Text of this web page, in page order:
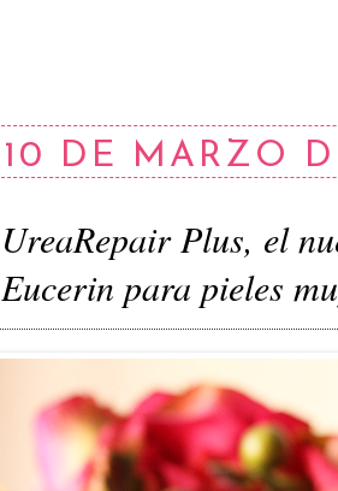
10 DE MARZO
UreaRepair Plus, el
Eucerin para pieles